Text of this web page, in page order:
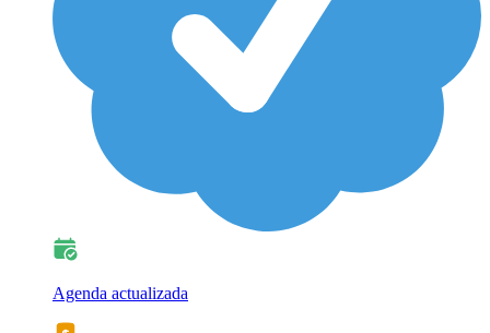
Agenda actualizada